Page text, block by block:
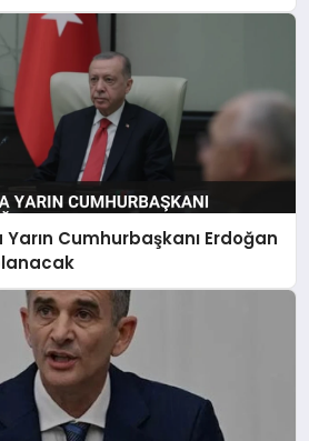
Cumhurbaşkanı Erdoğan